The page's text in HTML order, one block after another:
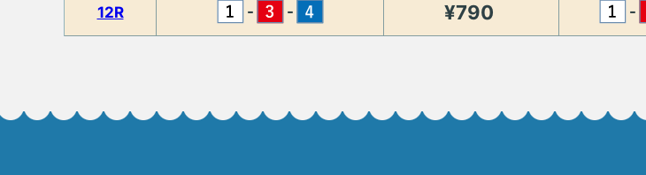
12R - - ¥790 -